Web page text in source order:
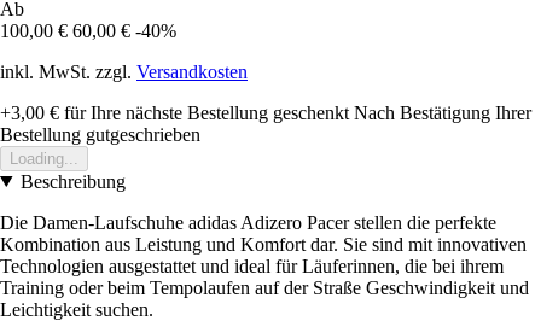
Ab
100,00 € 60,00 € -40%
inkl. MwSt. zzgl. Versandkosten
+3,00 € für Ihre nächste Bestellung geschenkt Nach Bestätigung Ihrer
Bestellung gutgeschrieben
Loading...
Beschreibung
Die Damen-Laufschuhe adidas Adizero Pacer stellen die perfekte
Kombination aus Leistung und Komfort dar. Sie sind mit innovativen
Technologien ausgestattet und ideal für Läuferinnen, die bei ihrem
Training oder beim Tempolaufen auf der Straße Geschwindigkeit und
Leichtigkeit suchen.